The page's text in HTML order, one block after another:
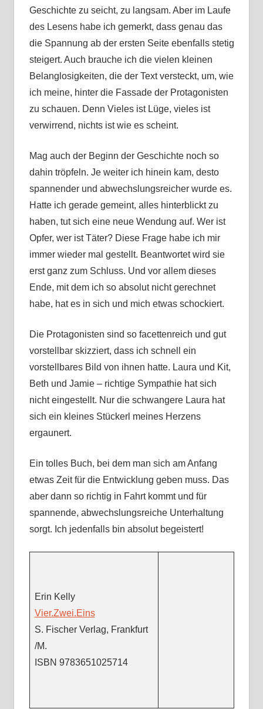
Geschichte zu seicht, zu langsam. Aber im Laufe
des Lesens habe ich gemerkt, dass genau das
die Spannung ab der ersten Seite ebenfalls stetig
steigert. Auch brauche ich die vielen kleinen
Belanglosigkeiten, die der Text versteckt, um, wie
ich meine, hinter die Fassade der Protagonisten
zu schauen. Denn Vieles ist Lüge, vieles ist
verwirrend, nichts ist wie es scheint.
Mag auch der Beginn der Geschichte noch so
dahin tröpfeln. Je weiter ich hinein kam, desto
spannender und abwechslungsreicher wurde es.
Hatte ich gerade gemeint, alles hinterblickt zu
haben, tut sich eine neue Wendung auf. Wer ist
Opfer, wer ist Täter? Diese Frage habe ich mir
immer wieder mal gestellt. Beantwortet wird sie
erst ganz zum Schluss. Und vor allem dieses
Ende, mit dem ich so absolut nicht gerechnet
habe, hat es in sich und mich etwas schockiert.
Die Protagonisten sind so facettenreich und gut
vorstellbar skizziert, dass ich schnell ein
vorstellbares Bild von ihnen hatte. Laura und Kit,
Beth und Jamie – richtige Sympathie hat sich
nicht eingestellt. Nur die schwangere Laura hat
sich ein kleines Stückerl meines Herzens
ergaunert.
Ein tolles Buch, bei dem man sich am Anfang
etwas Zeit für die Entwicklung geben muss. Das
aber dann so richtig in Fahrt kommt und für
spannende, abwechslungsreiche Unterhaltung
sorgt. Ich jedenfalls bin absolut begeistert!
Erin Kelly
Vier.Zwei.Eins
S. Fischer Verlag, Frankfurt
/M.
ISBN 9783651025714